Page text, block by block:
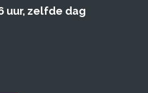
uur, zelfde dag